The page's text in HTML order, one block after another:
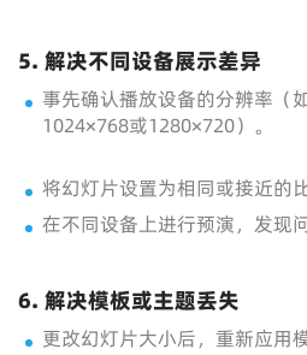
5. 解决不同设备展示差异
事先确认播放设备的分辨率（
1024×768或1280×720）。
将幻灯片设置为相同或接近的
在不同设备上进行预演，发现
6. 解决模板或主题丢失
更改幻灯片大小后，重新应用